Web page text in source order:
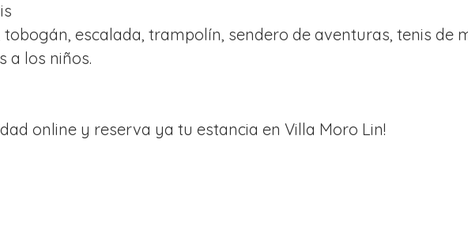
escalada, trampolín, sendero de aventuras, tenis de
a los niños.
online y reserva ya tu estancia en Villa Moro Lin!